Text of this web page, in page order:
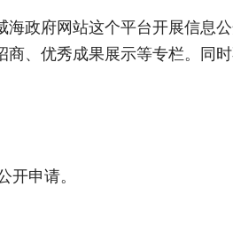
府网站这个平台开展信息
、优秀成果展示等专栏。同
申请。